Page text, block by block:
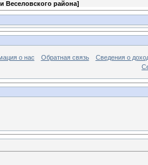
Веселовского района]
о нас Обратная связь
Сведения о